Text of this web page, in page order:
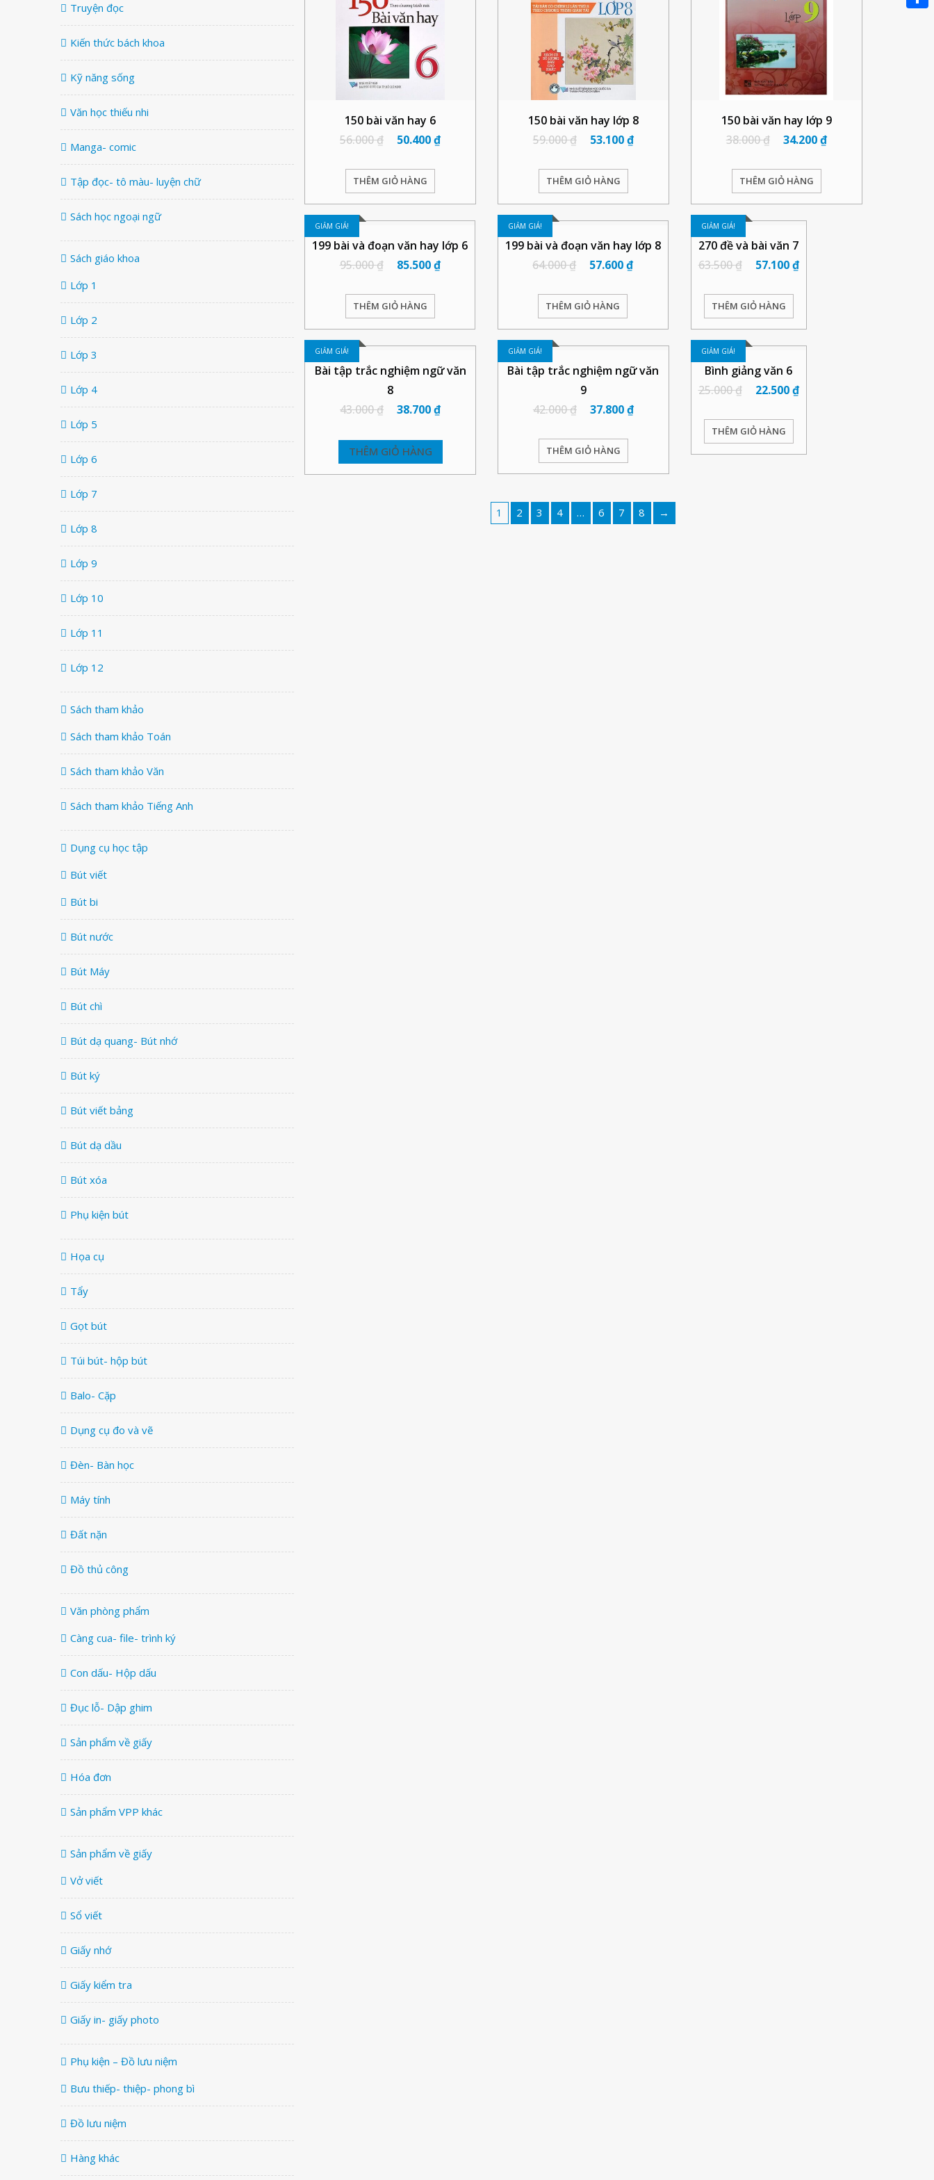
150 bài văn hay 6
56.000₫ 50.400₫
THÊM GIỎ HÀNG
150 bài văn hay lớp 8
59.000₫ 53.100₫
THÊM GIỎ HÀNG
150 bài văn hay lớp 9
38.000₫ 34.200₫
THÊM GIỎ HÀNG
GIẢM GIÁ!
199 bài và đoạn văn hay lớp 6
95.000₫ 85.500₫
THÊM GIỎ HÀNG
GIẢM GIÁ!
199 bài và đoạn văn hay lớp 8
64.000₫ 57.600₫
THÊM GIỎ HÀNG
GIẢM GIÁ!
270 đề và bài văn 7
63.500₫ 57.100₫
THÊM GIỎ HÀNG
GIẢM GIÁ!
Bài tập trắc nghiệm ngữ văn
8
43.000₫ 38.700₫
THÊM GIỎ HÀNG
GIẢM GIÁ!
Bài tập trắc nghiệm ngữ văn
9
42.000₫ 37.800₫
THÊM GIỎ HÀNG
GIẢM GIÁ!
Bình giảng văn 6
25.000₫ 22.500₫
THÊM GIỎ HÀNG
1 2 3 4 … 6 7 8 →
Truyện đọc
Kiến thức bách khoa
Kỹ năng sống
Văn học thiếu nhi
Manga- comic
Tập đọc- tô màu- luyện chữ
Sách học ngoại ngữ
Sách giáo khoa
Lớp 1
Lớp 2
Lớp 3
Lớp 4
Lớp 5
Lớp 6
Lớp 7
Lớp 8
Lớp 9
Lớp 10
Lớp 11
Lớp 12
Sách tham khảo
Sách tham khảo Toán
Sách tham khảo Văn
Sách tham khảo Tiếng Anh
Dụng cụ học tập
Bút viết
Bút bi
Bút nước
Bút Máy
Bút chì
Bút dạ quang- Bút nhớ
Bút ký
Bút viết bảng
Bút dạ dầu
Bút xóa
Phụ kiện bút
Họa cụ
Tẩy
Gọt bút
Túi bút- hộp bút
Balo- Cặp
Dụng cụ đo và vẽ
Đèn- Bàn học
Máy tính
Đất nặn
Đồ thủ công
Văn phòng phẩm
Càng cua- file- trình ký
Con dấu- Hộp dấu
Đục lỗ- Dập ghim
Sản phẩm về giấy
Hóa đơn
Sản phẩm VPP khác
Sản phẩm về giấy
Vở viết
Sổ viết
Giấy nhớ
Giấy kiểm tra
Giấy in- giấy photo
Phụ kiện – Đồ lưu niệm
Bưu thiếp- thiệp- phong bì
Đồ lưu niệm
Hàng khác